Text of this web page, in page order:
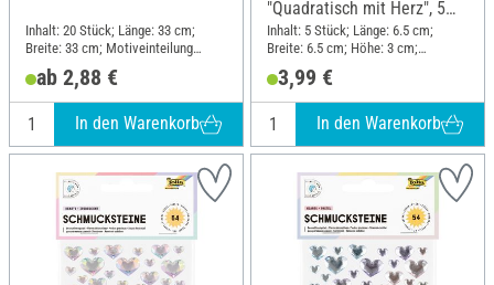
Inhalt: 20 Stück; Länge: 33 cm;
Breite: 33 cm; Motiveinteilung
ganzes Motiv; Material: Papier
ab 2,88 €
In den Warenkorb
"Quadratisch mit Herz", 5
Stück
Inhalt: 5 Stück; Länge: 6.5 cm;
Breite: 6.5 cm; Höhe: 3 cm;
3,99 €
In den Warenkorb